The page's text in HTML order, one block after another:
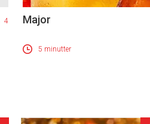
4 Major
5 minutter